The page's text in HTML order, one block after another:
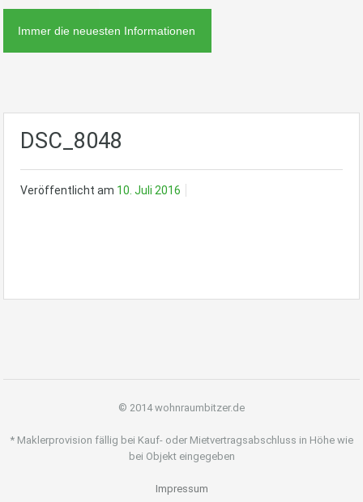
Immer die neuesten Informationen
DSC_8048
Veröffentlicht am 10. Juli 2016
© 2014 wohnraumbitzer.de
* Maklerprovision fällig bei Kauf- oder Mietvertragsabschluss in Höhe wie
bei Objekt eingegeben
Impressum